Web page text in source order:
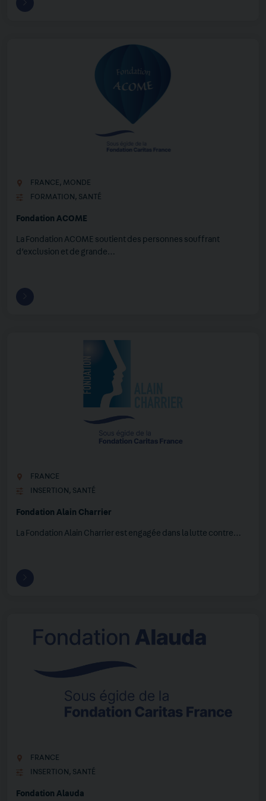
FRANCE, MONDE
FORMATION , SANTÉ
Fondation ACOME
La Fondation ACOME soutient des personnes souffrant
d’exclusion et de grande…
FRANCE
INSERTION , SANTÉ
Fondation Alain Charrier
La Fondation Alain Charrier est engagée dans la lutte contre…
FRANCE
INSERTION , SANTÉ
Fondation Alauda